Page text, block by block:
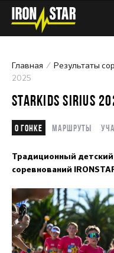
Главная Результаты
2025
STARKIDS SIRIUS
О гонке Маршруты
Традиционный детский
соревнований